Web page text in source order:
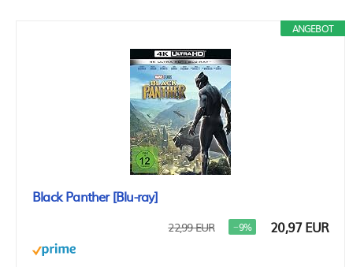
ANGEBOT
Black Panther [Blu-ray]
22,99 EUR −9% 20,97 EUR